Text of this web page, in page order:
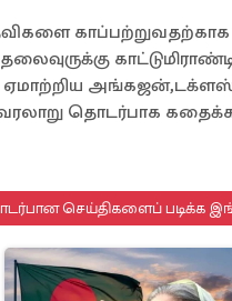
காப்பற்றுவதற்காக
ஏமாற்றிய
தொடர்பாக
செய்திகளைப் படிக்க